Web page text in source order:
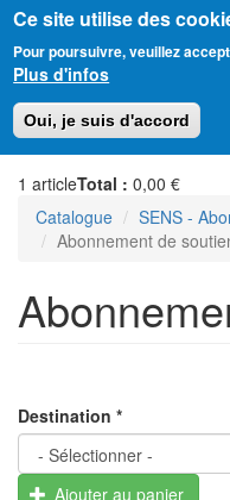
Ce site utilise des
Pour poursuivre, veuillez
Plus d'infos
Oui, je suis d'accord
au
contenu
principal
Amitié
1 articleTotal : 0,00 €
Catalogue
SENS -
Abonnement de
Destination *
Ajouter au panier